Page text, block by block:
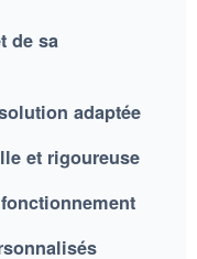
de sa
adaptée
et rigoureuse